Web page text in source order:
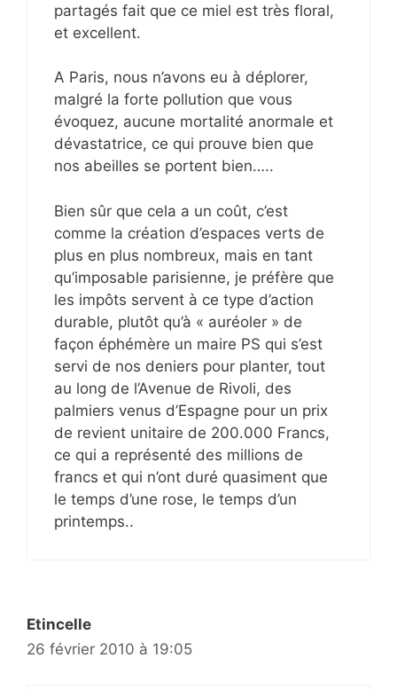
partagés fait que ce miel est très floral,
et excellent.
A Paris, nous n’avons eu à déplorer,
malgré la forte pollution que vous
évoquez, aucune mortalité anormale et
dévastatrice, ce qui prouve bien que
nos abeilles se portent bien…..
Bien sûr que cela a un coût, c’est
comme la création d’espaces verts de
plus en plus nombreux, mais en tant
qu’imposable parisienne, je préfère que
les impôts servent à ce type d’action
durable, plutôt qu’à « auréoler » de
façon éphémère un maire PS qui s’est
servi de nos deniers pour planter, tout
au long de l’Avenue de Rivoli, des
palmiers venus d’Espagne pour un prix
de revient unitaire de 200.000 Francs,
ce qui a représenté des millions de
francs et qui n’ont duré quasiment que
le temps d’une rose, le temps d’un
printemps..
Etincelle
26 février 2010 à 19:05